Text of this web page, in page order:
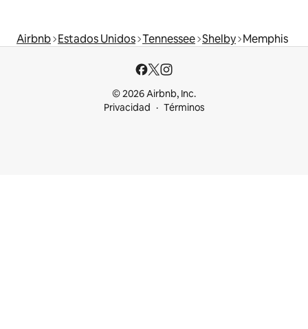
Airbnb Estados Unidos Tennessee Shelby Memphis
© 2026 Airbnb, Inc.
Privacidad
Términos